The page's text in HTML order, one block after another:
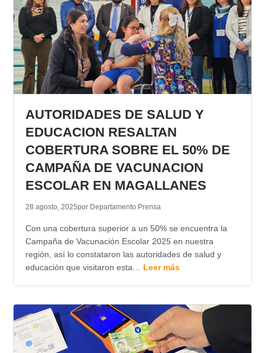
AUTORIDADES DE SALUD Y
EDUCACION RESALTAN
COBERTURA SOBRE EL 50% DE
CAMPAÑA DE VACUNACION
ESCOLAR EN MAGALLANES
28 agosto, 2025por Departamento Prensa
Con una cobertura superior a un 50% se encuentra la
Campaña de Vacunación Escolar 2025 en nuestra
región, así lo constataron las autoridades de salud y
educación que visitaron esta… Leer más